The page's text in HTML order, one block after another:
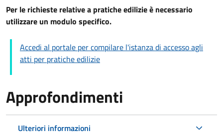
Per le richieste relative a pratiche edilizie è necessario
utilizzare un modulo specifico.
Accedi al portale per compilare l'istanza di accesso agli
atti per pratiche edilizie
Approfondimenti
Ulteriori informazioni